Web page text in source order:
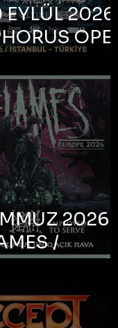
2026 –
OPEN
FEST
2026 –
/
DEATH /
– İstanbul,